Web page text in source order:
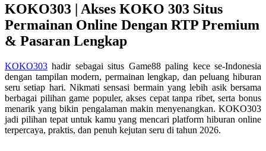
Tautan
halaman
yang
sama.
KOKO303 | Akses KOKO 303 Situs
Permainan Online Dengan RTP Premium
& Pasaran Lengkap
KOKO303 hadir sebagai situs Game88 paling kece se-Indonesia
dengan tampilan modern, permainan lengkap, dan peluang hiburan
seru setiap hari. Nikmati sensasi bermain yang lebih asik bersama
berbagai pilihan game populer, akses cepat tanpa ribet, serta bonus
menarik yang bikin pengalaman makin menyenangkan. KOKO303
jadi pilihan tepat untuk kamu yang mencari platform hiburan online
terpercaya, praktis, dan penuh kejutan seru di tahun 2026.